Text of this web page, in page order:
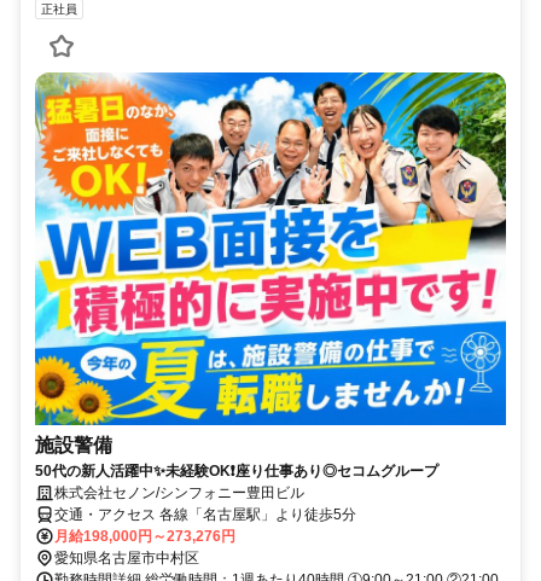
正社員
施設警備
50代の新人活躍中✨未経験OK❗座り仕事あり◎セコムグループ
株式会社セノン/シンフォニー豊田ビル
交通・アクセス 各線「名古屋駅」より徒歩5分
月給198,000円～273,276円
愛知県名古屋市中村区